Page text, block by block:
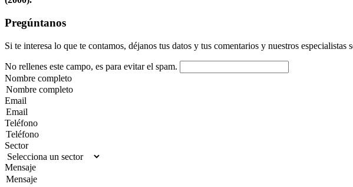
Pregúntanos
Si te interesa lo que te contamos, déjanos tus datos y tus comentarios y nuestros especialistas
No rellenes este campo, es para evitar el spam.
Nombre completo
Email
Teléfono
Sector
Mensaje